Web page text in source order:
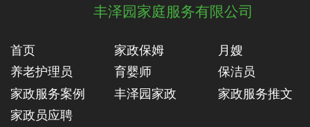
丰泽园家庭服务有限公司
首页 家政保姆
月嫂
养老护理员
育婴师
保洁员
家政服务案例
丰泽园家政
家政服务推文
家政员应聘